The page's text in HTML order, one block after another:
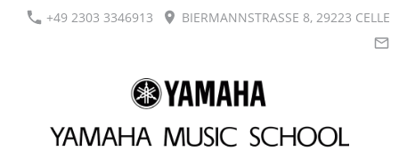
+49 2303 3346913 BIERMANNSTRASSE 8, 29223 CELLE